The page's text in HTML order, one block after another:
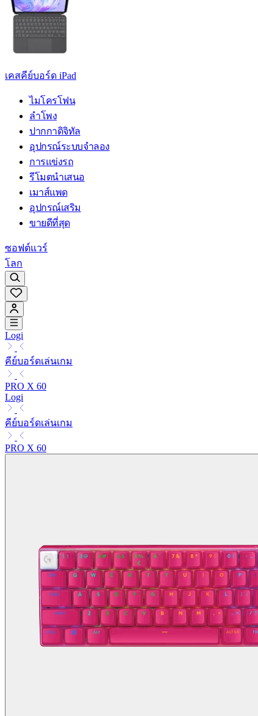
เคสคีย์บอร์ด iPad
ไมโครโฟน
ลำโพง
ปากกาดิจิทัล
อุปกรณ์ระบบจำลอง
การแข่งรถ
รีโมตนำเสนอ
เมาส์แพด
อุปกรณ์เสริม
ขายดีที่สุด
ซอฟต์แวร์
โลก
Logi
คีย์บอร์ดเล่นเกม
PRO X 60
Logi
คีย์บอร์ดเล่นเกม
PRO X 60